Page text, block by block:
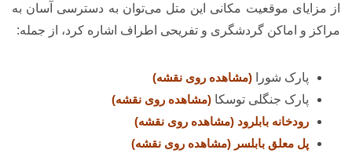
از مزایای موقعیت مکانی این متل می‌توان به دسترسی آسان به
مراکز و اماکن گردشگری و تفریحی اطراف اشاره کرد، از جمله:
پارک شورا (مشاهده روی نقشه)
پارک جنگلی توسکا (مشاهده روی نقشه)
رودخانه بابلرود (مشاهده روی نقشه)
پل معلق بابلسر (مشاهده روی نقشه)